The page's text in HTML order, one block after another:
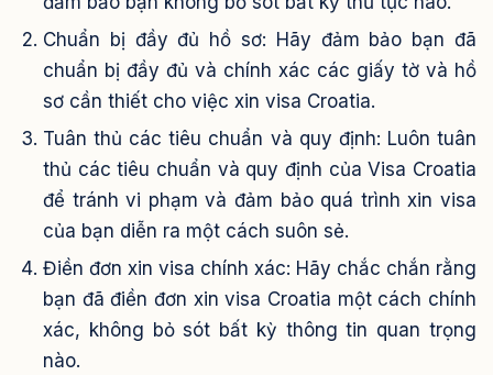
Chuẩn bị đầy đủ hồ sơ: Hãy đảm bảo bạn đã
chuẩn bị đầy đủ và chính xác các giấy tờ và hồ
sơ cần thiết cho việc xin visa Croatia.
Tuân thủ các tiêu chuẩn và quy định: Luôn tuân
thủ các tiêu chuẩn và quy định của Visa Croatia
để tránh vi phạm và đảm bảo quá trình xin visa
của bạn diễn ra một cách suôn sẻ.
Điền đơn xin visa chính xác: Hãy chắc chắn rằng
bạn đã điền đơn xin visa Croatia một cách chính
xác, không bỏ sót bất kỳ thông tin quan trọng
nào.